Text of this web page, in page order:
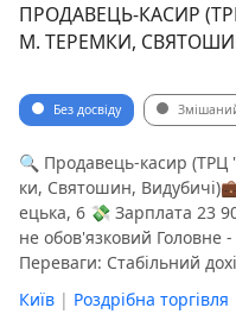
ПРОДАВЕЦЬ-КАСИР
М. ТЕРЕМКИ,
Без досвіду
🔍 Продавець-касир (ТРЦ
ки, Святошин,
ецька, 6 💸 Зарплата 23
не обов'язковий Головне -
Переваги: Стабільний
Київ | Роздрібна торгівля